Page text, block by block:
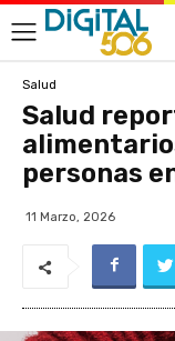
Salud
Salud
personas
11 Marzo, 2026